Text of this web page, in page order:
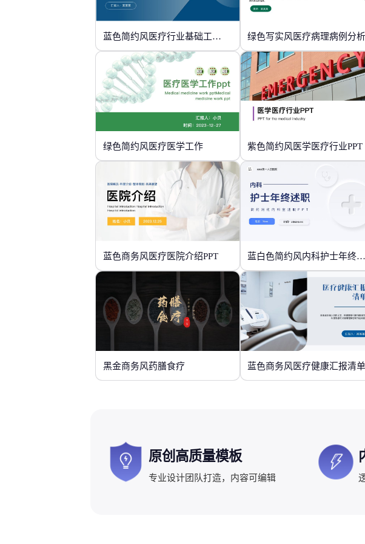
蓝色简约风医疗行业基础工作培训 绿色写实风医疗病理病例分析
绿色简约风医疗医学工作 紫色简约风医学医疗行业PPT
蓝色商务风医疗医院介绍PPT 蓝白色简约风内科护士年终述职
黑金商务风药膳食疗 蓝色商务风医疗健康汇报清单
原创高质量模板
专业设计团队打造，内容可编辑